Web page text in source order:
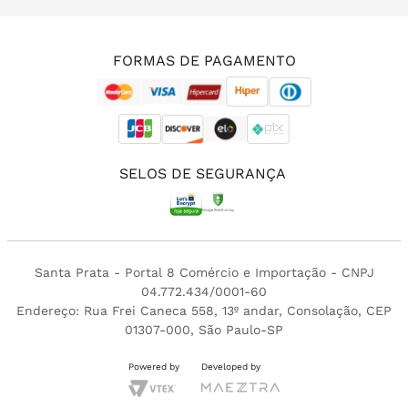
FORMAS DE PAGAMENTO
SELOS DE SEGURANÇA
Santa Prata - Portal 8 Comércio e Importação - CNPJ
04.772.434/0001-60
Endereço: Rua Frei Caneca 558, 13º andar, Consolação, CEP
01307-000, São Paulo-SP
Powered by Developed by